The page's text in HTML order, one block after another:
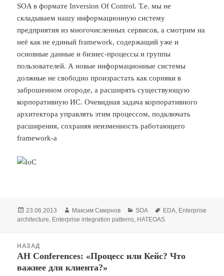
SOA в формате Inversion Of Control. Т.е. мы не
складываем нашу информационную систему
предприятия из многочисленных сервисов, а смотрим на
неё как не единый framework, содержащий уже и
основные данные и бизнес-процессы и группы
пользователей. А новые информационные системы
должные не свободно произрастать как сорняки в
заброшенном огороде, а расширять существующую
корпоративную ИС. Очевидная задача корпоративного
архитектора управлять этим процессом, подключать
расширения, сохраняя неизменность работающего
framework-а
Опубликовано
23.06.2013 Автор
Максим Смирнов Рубрики
SOA Метки
EDA, Enterprise
architecture, Enterprise integration patterns, HATEOAS
НАЗАД
Предыдущая
запись:
AH Conferences: «Процесс или Кейс? Что
важнее для клиента?»